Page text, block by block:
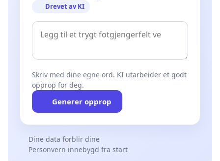
Drevet av KI
Skriv med dine egne ord. KI utarbeider et godt
opprop for deg.
Generer opprop
Dine data forblir dine
Personvern innebygd fra start